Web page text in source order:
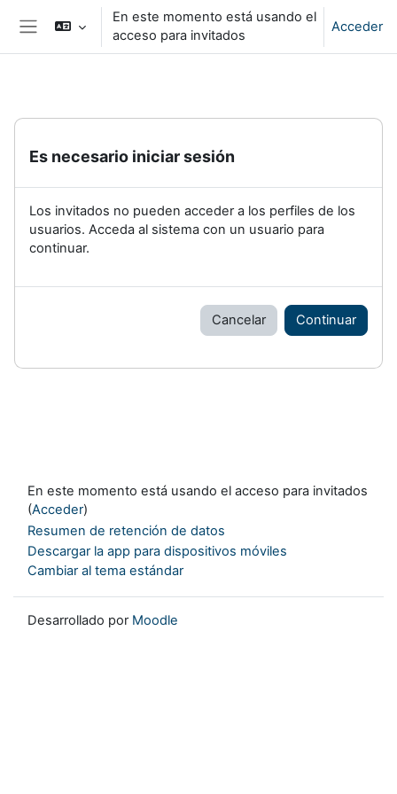
Salta al contenido principal
Panel lateral
En este momento está usando el
acceso para invitados
Acceder
Es necesario iniciar sesión
Los invitados no pueden acceder a los perfiles de los
usuarios. Acceda al sistema con un usuario para
continuar.
Cancelar Continuar
En este momento está usando el acceso para invitados
(Acceder)
Resumen de retención de datos
Descargar la app para dispositivos móviles
Cambiar al tema estándar
Desarrollado por Moodle